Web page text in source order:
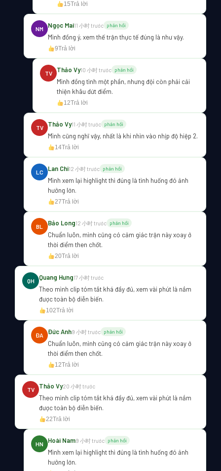
15Trả lời
NM Ngọc Mai11 小时 trước phản hồi
Mình đồng ý, xem thế trận thực tế đúng là như vậy.
9Trả lời
TV Thảo Vy10 小时 trước phản hồi
Mình đồng tình một phần, nhưng đội còn phải cải
thiện khâu dứt điểm.
12Trả lời
TV Thảo Vy11 小时 trước phản hồi
Mình cũng nghĩ vậy, nhất là khi nhìn vào nhịp độ hiệp 2.
14Trả lời
LC Lan Chi12 小时 trước phản hồi
Mình xem lại highlight thì đúng là tình huống đó ảnh
hưởng lớn.
27Trả lời
BL Bảo Long12 小时 trước phản hồi
Chuẩn luôn, mình cũng có cảm giác trận này xoay ở
thời điểm then chốt.
20Trả lời
QH Quang Hưng17 小时 trước
Theo mình clip tóm tắt khá đầy đủ, xem vài phút là nắm
được toàn bộ diễn biến.
102Trả lời
ĐA Đức Anh9 小时 trước phản hồi
Chuẩn luôn, mình cũng có cảm giác trận này xoay ở
thời điểm then chốt.
12Trả lời
TV Thảo Vy20 小时 trước
Theo mình clip tóm tắt khá đầy đủ, xem vài phút là nắm
được toàn bộ diễn biến.
22Trả lời
HN Hoài Nam9 小时 trước phản hồi
Mình xem lại highlight thì đúng là tình huống đó ảnh
hưởng lớn.